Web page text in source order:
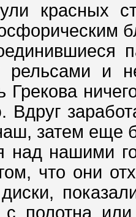
красных
рельсами и
Грекова
затем
над нашими
что они
полотна